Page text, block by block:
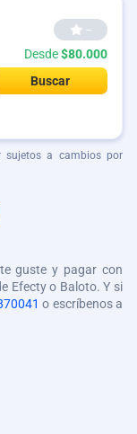
--
Desde$80.000
Buscar
sujetos a cambios por
guste y pagar con
Efecty o Baloto. Y si
o escríbenos a